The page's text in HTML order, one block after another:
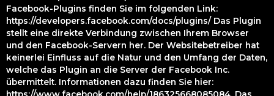
Facebook-Plugins finden Sie im folgenden Link:
https://developers.facebook.com/docs/plugins/ Das Plugin
stellt eine direkte Verbindung zwischen Ihrem Browser
und den Facebook-Servern her. Der Websitebetreiber hat
keinerlei Einfluss auf die Natur und den Umfang der Daten,
welche das Plugin an die Server der Facebook Inc.
übermittelt. Informationen dazu finden Sie hier: